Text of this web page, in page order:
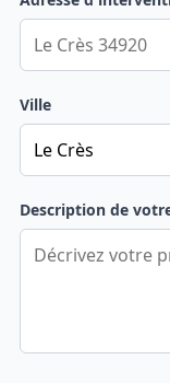
Ville
Description de